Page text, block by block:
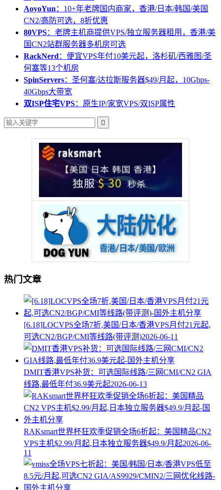
AoyoYun：10+年老牌国内商家，香港/日本/韩国/美国
CN2/高防可选，8折优惠
80VPS：老牌主机商提供VPS/独立服务器租用，香港/美
国CN2站群服务器多机房可选
RackNerd：便宜VPS年付10美元起，洛杉矶/西雅图/圣
何塞等13个机房
SpinServers：圣何塞/达拉斯服务器$49/月起，10Gbps-
40Gbps大带宽
双ISP住宅VPS：原生IP/家宽VPS/双ISP属性

热门文章
[6.18]LOCVPS全场7折,美国/日本/香港VPS月付21元起,
可选CN2/BGP/CMI等线路(带评测)2026-06-11
DMIT香港VPS补货：可选国际线路/三网CMI/CN2 GIA
线路,最低年付36.9美元起2026-06-13
RAKsmart世界杯狂欢季促销全场6折起：美国精品CN2
VPS主机$2.99/月起,日本独立服务器$49.9/月起2026-06-
11